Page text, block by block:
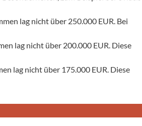
lag nicht über 250.000 EUR. Bei
lag nicht über 200.000 EUR. Diese
lag nicht über 175.000 EUR. Diese